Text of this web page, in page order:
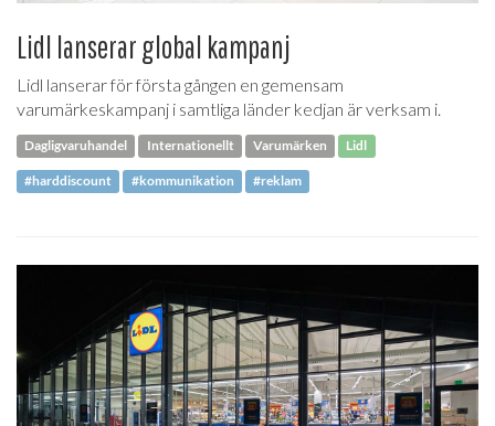
Lidl lanserar global kampanj
Lidl lanserar för första gången en gemensam
varumärkeskampanj i samtliga länder kedjan är verksam i.
Dagligvaruhandel Internationellt Varumärken Lidl
#harddiscount #kommunikation #reklam